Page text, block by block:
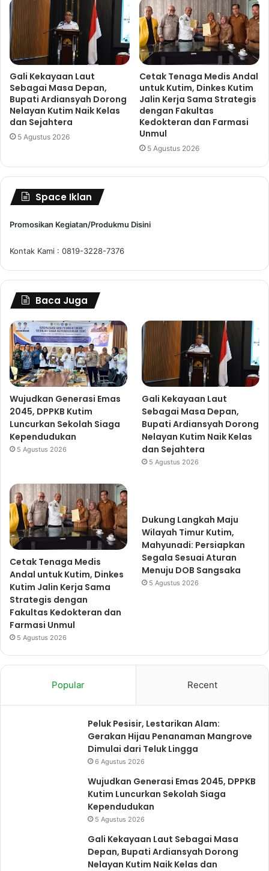
Gali Kekayaan Laut
Sebagai Masa Depan,
Bupati Ardiansyah Dorong
Nelayan Kutim Naik Kelas
dan Sejahtera
5 Agustus 2026
Cetak Tenaga Medis Andal
untuk Kutim, Dinkes Kutim
Jalin Kerja Sama Strategis
dengan Fakultas
Kedokteran dan Farmasi
Unmul
5 Agustus 2026
Space Iklan
Promosikan Kegiatan/Produkmu Disini
Kontak Kami : 0819-3228-7376
Baca Juga
Wujudkan Generasi Emas
2045, DPPKB Kutim
Luncurkan Sekolah Siaga
Kependudukan
5 Agustus 2026
Gali Kekayaan Laut
Sebagai Masa Depan,
Bupati Ardiansyah Dorong
Nelayan Kutim Naik Kelas
dan Sejahtera
5 Agustus 2026
Cetak Tenaga Medis
Andal untuk Kutim, Dinkes
Kutim Jalin Kerja Sama
Strategis dengan
Fakultas Kedokteran dan
Farmasi Unmul
5 Agustus 2026
Dukung Langkah Maju
Wilayah Timur Kutim,
Mahyunadi: Persiapkan
Segala Sesuai Aturan
Menuju DOB Sangsaka
5 Agustus 2026
Popular Recent
Peluk Pesisir, Lestarikan Alam:
Gerakan Hijau Penanaman Mangrove
Dimulai dari Teluk Lingga
6 Agustus 2026
Wujudkan Generasi Emas 2045, DPPKB
Kutim Luncurkan Sekolah Siaga
Kependudukan
5 Agustus 2026
Gali Kekayaan Laut Sebagai Masa
Depan, Bupati Ardiansyah Dorong
Nelayan Kutim Naik Kelas dan